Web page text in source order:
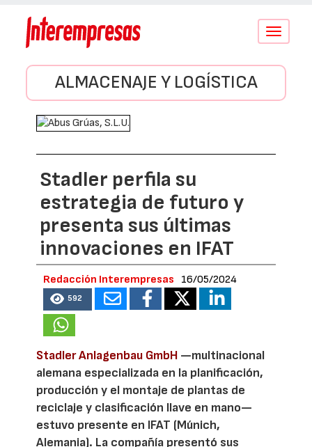
Conmutar
ALMACENAJE Y LOGÍSTICA
Stadler perfila su
estrategia de futuro y
presenta sus últimas
innovaciones en IFAT
Redacción Interempresas 16/05/2024
592
Stadler Anlagenbau GmbH —multinacional
alemana especializada en la planificación,
producción y el montaje de plantas de
reciclaje y clasificación llave en mano—
estuvo presente en IFAT (Múnich,
Alemania). La compañía presentó sus